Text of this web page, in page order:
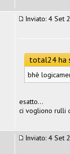
Inviato: 4 Set
total24 ha
bhè
esatto...
ci vogliono rulli
Inviato: 4 Set